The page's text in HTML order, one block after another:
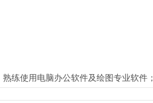
练使用电脑办公软件及绘图专业软件；